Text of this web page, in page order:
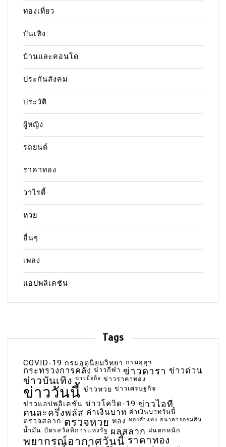
ท่องเที่ยว
บันเทิง
บ้านและคอนโด
ประกันสังคม
ประวัติ
ผู้หญิง
รถยนต์
ราคาทอง
วาไรตี้
หวย
อื่นๆ
เพลง
แอปพลิเคชัน
Tags
COVID-19 กรมอุตุนิยมวิทยา กรมอุตุฯ
กระทรวงการคลัง ข่าวกีฬา ข่าวดารา ข่าวด่วน
ข่าวบันเทิง ข่าวมือถือ ข่าวราคาทอง
ข่าววันนี้ ข่าวหวย ข่าวเศรษฐกิจ
ข่าวแอปพลิเคชัน ข่าวโควิด-19 ข่าวไอที
คนละครึ่งพลัส ค่าเงินบาท ค่าเงินบาทวันนี้
ตรวจสลาก ตรวจหวย ทอง ทองคำแท่ง ธนาคารออมสิน
น้ำมัน บัตรสวัสดิการแห่งรัฐ ผลสลาก ฝนตกหนัก
พยากรณ์อากาศวันนี้ ราคาทอง